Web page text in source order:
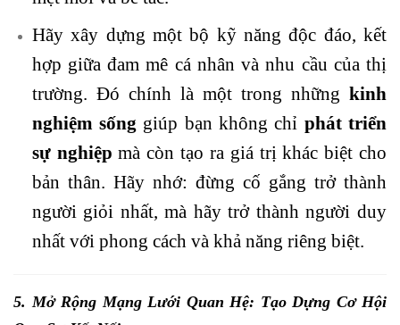
Hãy xây dựng một bộ kỹ năng độc đáo, kết
hợp giữa đam mê cá nhân và nhu cầu của thị
trường. Đó chính là một trong những kinh
nghiệm sống giúp bạn không chỉ phát triển
sự nghiệp mà còn tạo ra giá trị khác biệt cho
bản thân. Hãy nhớ: đừng cố gắng trở thành
người giỏi nhất, mà hãy trở thành người duy
nhất với phong cách và khả năng riêng biệt.
5. Mở Rộng Mạng Lưới Quan Hệ: Tạo Dựng Cơ Hội